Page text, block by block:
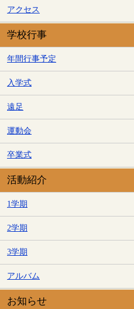
アクセス
学校行事
年間行事予定
入学式
遠足
運動会
卒業式
活動紹介
1学期
2学期
3学期
アルバム
お知らせ